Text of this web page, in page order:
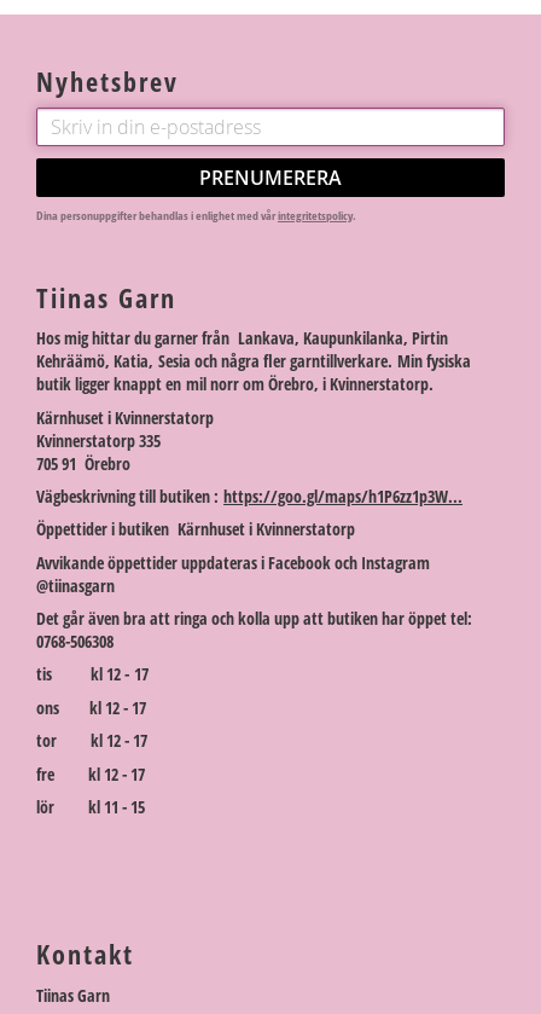
Nyhetsbrev
PRENUMERERA
Dina personuppgifter behandlas i enlighet med vårintegritetspolicy.
Tiinas Garn
Hos mig hittar du garner från Lankava, Kaupunkilanka, Pirtin
Kehräämö, Katia, Sesia och några fler garntillverkare. Min fysiska
butik ligger knappt en mil norr om Örebro, i Kvinnerstatorp.
Kärnhuset i Kvinnerstatorp
Kvinnerstatorp 335
705 91 Örebro
Vägbeskrivning till butiken : https://goo.gl/maps/h1P6zz1p3W...
Öppettider i butiken Kärnhuset i Kvinnerstatorp
Avvikande öppettider uppdateras i Facebook och Instagram
@tiinasgarn
Det går även bra att ringa och kolla upp att butiken har öppet tel:
0768-506308
tis kl 12 - 17
ons kl 12 - 17
tor kl 12 - 17
fre kl 12 - 17
lör kl 11 - 15
Kontakt
Tiinas Garn